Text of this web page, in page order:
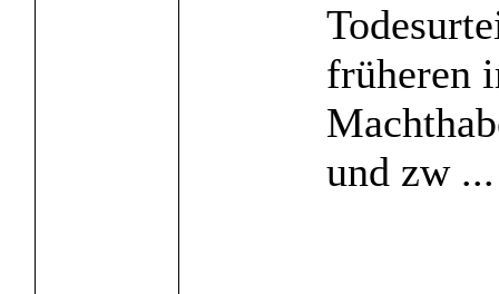
früheren
und zw ...